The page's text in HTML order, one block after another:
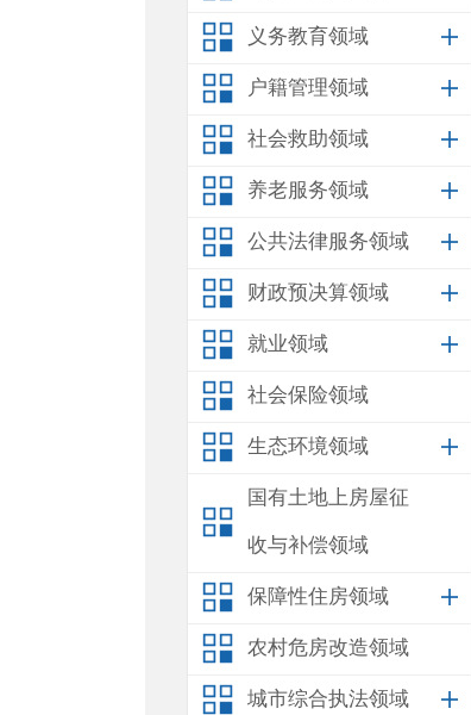
义务教育领域
户籍管理领域
社会救助领域
养老服务领域
公共法律服务领域
财政预决算领域
就业领域
社会保险领域
生态环境领域
国有土地上房屋征
收与补偿领域
保障性住房领域
农村危房改造领域
城市综合执法领域